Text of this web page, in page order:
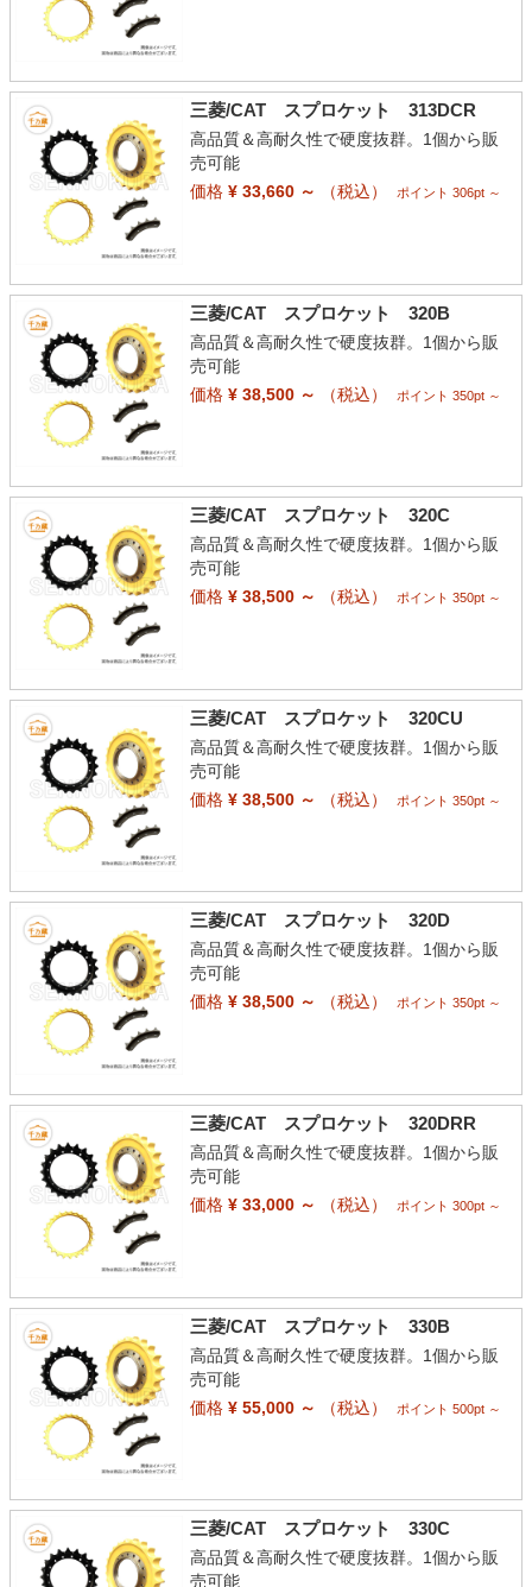
三菱/CAT スプロケット 313DCR
高品質＆高耐久性で硬度抜群。1個から販
売可能
価格¥ 33,660 ～ （税込） ポイント 306pt ～
三菱/CAT スプロケット 320B
高品質＆高耐久性で硬度抜群。1個から販
売可能
価格¥ 38,500 ～ （税込） ポイント 350pt ～
三菱/CAT スプロケット 320C
高品質＆高耐久性で硬度抜群。1個から販
売可能
価格¥ 38,500 ～ （税込） ポイント 350pt ～
三菱/CAT スプロケット 320CU
高品質＆高耐久性で硬度抜群。1個から販
売可能
価格¥ 38,500 ～ （税込） ポイント 350pt ～
三菱/CAT スプロケット 320D
高品質＆高耐久性で硬度抜群。1個から販
売可能
価格¥ 38,500 ～ （税込） ポイント 350pt ～
三菱/CAT スプロケット 320DRR
高品質＆高耐久性で硬度抜群。1個から販
売可能
価格¥ 33,000 ～ （税込） ポイント 300pt ～
三菱/CAT スプロケット 330B
高品質＆高耐久性で硬度抜群。1個から販
売可能
価格¥ 55,000 ～ （税込） ポイント 500pt ～
三菱/CAT スプロケット 330C
高品質＆高耐久性で硬度抜群。1個から販
売可能